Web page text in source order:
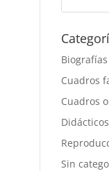
Biografías
Cuadros
Cuadros
Didácticos
Sin